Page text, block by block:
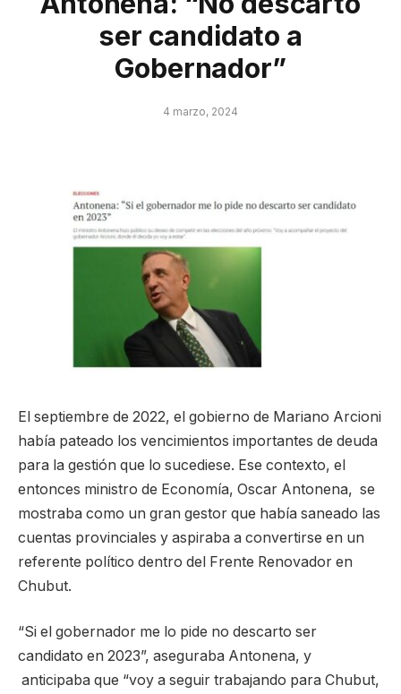
ser candidato a
Gobernador”
4 marzo, 2024
El septiembre de 2022, el gobierno de Mariano Arcioni
había pateado los vencimientos importantes de deuda
para la gestión que lo sucediese. Ese contexto, el
entonces ministro de Economía, Oscar Antonena, se
mostraba como un gran gestor que había saneado las
cuentas provinciales y aspiraba a convertirse en un
referente político dentro del Frente Renovador en
Chubut.
“Si el gobernador me lo pide no descarto ser
candidato en 2023”, aseguraba Antonena, y
anticipaba que “voy a seguir trabajando para Chubut,